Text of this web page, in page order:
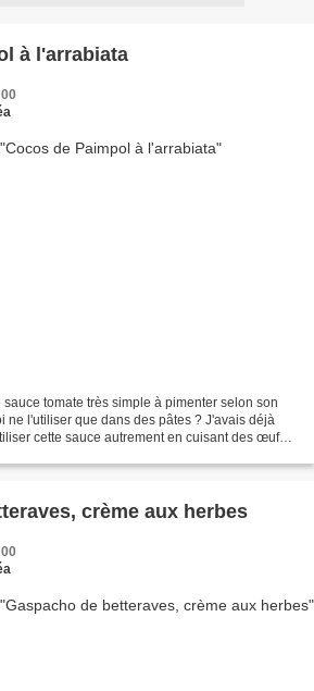
à l'arrabiata
tomate très simple à pimenter selon son
ne l'utiliser que dans des pâtes ? J'avais déjà
cette sauce autrement en cuisant des œufs
crème aux herbes